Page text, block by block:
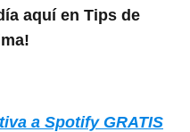
aquí en Tips de
a Spotify GRATIS